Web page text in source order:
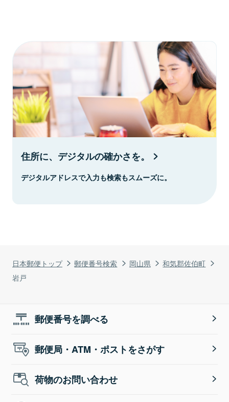
日本郵便トップ 郵便番号検索 岡山県
和気郡佐伯町
岩戸
住所に、デジタルの確かさを。
デジタルアドレスで入力も検索もスムーズに。
郵便番号を調べる
郵便局・ATM・ポストをさがす
荷物のお問い合わせ